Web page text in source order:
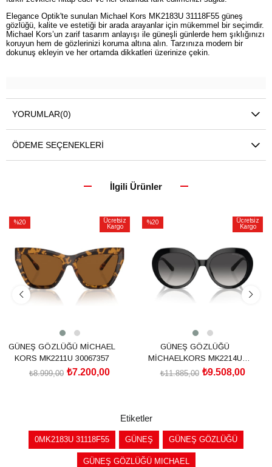
Elegance Optik'te sunulan Michael Kors MK2183U 31118F55 güneş
gözlüğü, kalite ve estetiği bir arada arayanlar için mükemmel bir seçimdir.
Michael Kors’un zarif tasarım anlayışı ile güneşli günlerde hem şıklığınızı
koruyun hem de gözlerinizi koruma altına alın. Tarzınıza modern bir
dokunuş ekleyin ve her ortamda dikkatleri üzerinize çekin.
YORUMLAR(0)
ÖDEME SEÇENEKLERI
İlgili Ürünler
%20
%20İndirim
Ücretsiz
Kargo
GÜNEŞ GÖZLÜĞÜ MİCHAEL
KORS MK2211U 30067357
₺7.200,00
₺8.999,00
%20
%20İndirim
Ücretsiz
Kargo
GÜNEŞ GÖZLÜĞÜ
MİCHAELKORS MK2214U
30058G56₺9.508,00
₺11.885,00
Etiketler
0MK2183U 31118F55 GÜNEŞ GÜNEŞ GÖZLÜĞÜ
GÜNEŞ GÖZLÜĞÜ MICHAEL